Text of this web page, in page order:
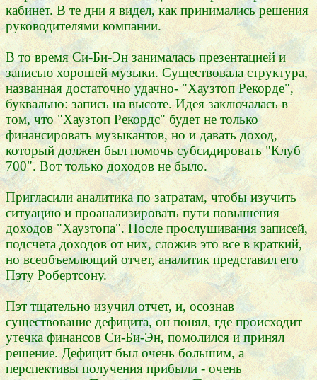
кабинет. В те дни я видел, как принимались решения
руководителями компании.
В то время Си-Би-Эн занималась презентацией и
записью хорошей музыки. Существовала структура,
названная достаточно удачно- "Хаузтоп Рекорде",
буквально: запись на высоте. Идея заключалась в
том, что "Хаузтоп Рекордс" будет не только
финансировать музыкантов, но и давать доход,
который должен был помочь субсидировать "Клуб
700". Вот только доходов не было.
Пригласили аналитика по затратам, чтобы изучить
ситуацию и проанализировать пути повышения
доходов "Хаузтопа". После прослушивания записей,
подсчета доходов от них, сложив это все в краткий,
но всеобъемлющий отчет, аналитик представил его
Пэту Робертсону.
Пэт тщательно изучил отчет, и, осознав
существование дефицита, он понял, где происходит
утечка финансов Си-Би-Эн, помолился и принял
решение. Дефицит был очень большим, а
перспективы получения прибыли - очень